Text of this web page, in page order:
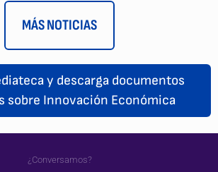
MÁS NOTICIAS
y descarga documentos
sobre Innovación Económica
¿Conversamos?